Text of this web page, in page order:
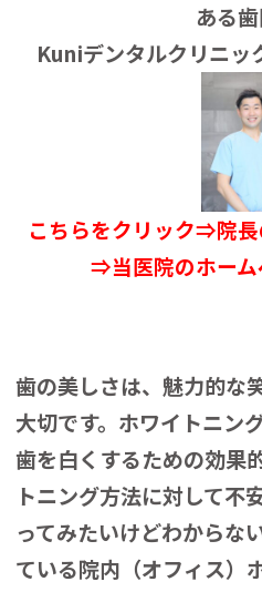
ある
Kuniデンタルクリニッ
こちらをクリック⇒院
⇒当医院のホーム
歯の美しさは、魅力的な
大切です。ホワイトニン
歯を白くするための効果
トニング方法に対して不
ってみたいけどわからな
ている院内（オフィス）